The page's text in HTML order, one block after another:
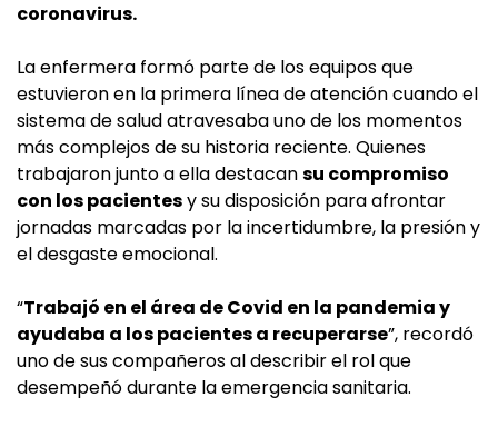
coronavirus.
La enfermera formó parte de los equipos que
estuvieron en la primera línea de atención cuando el
sistema de salud atravesaba uno de los momentos
más complejos de su historia reciente. Quienes
trabajaron junto a ella destacansu compromiso
con los pacientesy su disposición para afrontar
jornadas marcadas por la incertidumbre, la presión y
el desgaste emocional.
“Trabajó en el área de Covid en la pandemia y
ayudaba a los pacientes a recuperarse”, recordó
uno de sus compañeros al describir el rol que
desempeñó durante la emergencia sanitaria.